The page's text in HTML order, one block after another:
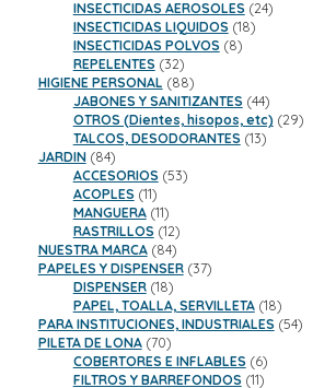
productos
INSECTICIDAS AEROSOLES 2424
INSECTICIDAS LIQUIDOS 1818
INSECTICIDAS POLVOS 88
REPELENTES 3232
productos
HIGIENE PERSONAL 8888
productos
JABONES Y SANITIZANTES 4444
productos
OTROS (Dientes, hisopos, etc) 2929
TALCOS, DESODORANTES 1313
JARDIN 8484
productos
ACCESORIOS 5353
ACOPLES 1111
productos
MANGUERA 1111
productos
RASTRILLOS 1212
productos
NUESTRA MARCA 8484
productos
PAPELES Y DISPENSER 3737
DISPENSER 1818
productos
PAPEL, TOALLA, SERVILLETA 1818
productos
PARA INSTITUCIONES, INDUSTRIALES 5454
PILETA DE LONA 7070
productos
COBERTORES E INFLABLES 66
productos
FILTROS Y BARREFONDOS 1111